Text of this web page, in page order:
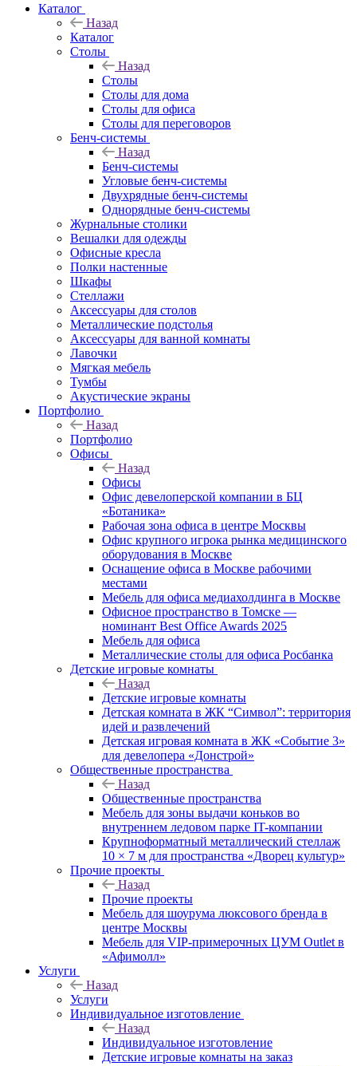
Каталог
Назад
Каталог
Столы
Назад
Столы
Столы для дома
Столы для офиса
Столы для переговоров
Бенч-системы
Назад
Бенч-системы
Угловые бенч-системы
Двухрядные бенч-системы
Однорядные бенч-системы
Журнальные столики
Вешалки для одежды
Офисные кресла
Полки настенные
Шкафы
Стеллажи
Аксессуары для столов
Металлические подстолья
Аксессуары для ванной комнаты
Лавочки
Мягкая мебель
Тумбы
Акустические экраны
Портфолио
Назад
Портфолио
Офисы
Назад
Офисы
Офис девелоперской компании в БЦ
«Ботаника»
Рабочая зона офиса в центре Москвы
Офис крупного игрока рынка медицинского
оборудования в Москве
Оснащение офиса в Москве рабочими
местами
Мебель для офиса медиахолдинга в Москве
Офисное пространство в Томске —
номинант Best Office Awards 2025
Мебель для офиса
Металлические столы для офиса Росбанка
Детские игровые комнаты
Назад
Детские игровые комнаты
Детская комната в ЖК “Символ”: территория
идей и развлечений
Детская игровая комната в ЖК «Событие 3»
для девелопера «Донстрой»
Общественные пространства
Назад
Общественные пространства
Мебель для зоны выдачи коньков во
внутреннем ледовом парке IT-компании
Крупноформатный металлический стеллаж
10 × 7 м для пространства «Дворец культур»
Прочие проекты
Назад
Прочие проекты
Мебель для шоурума люксового бренда в
центре Москвы
Мебель для VIP-примерочных ЦУМ Outlet в
«Афимолл»
Услуги
Назад
Услуги
Индивидуальное изготовление
Назад
Индивидуальное изготовление
Детские игровые комнаты на заказ